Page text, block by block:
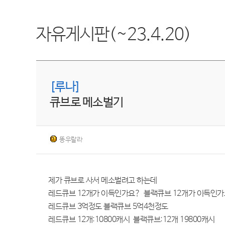
자유게시판(~23.4.20)
[루나]
큐브로 메소벌기
똥우랄라
제가 큐브로 사서 메소벌려고 하는데
레드큐브 12개가 이득인가요? 블랙큐브 12개가 이득인
레드큐브 3억정도 블랙큐브 5억4천정도
레드큐브 12개:10800캐시 블랙큐브:12개 19800캐시